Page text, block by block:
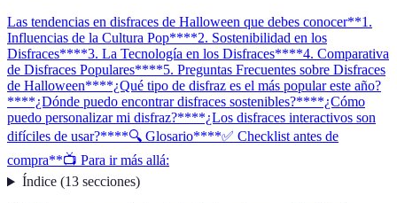
Las tendencias en disfraces de Halloween que debes conocer**1.
Influencias de la Cultura Pop****2. Sostenibilidad en los
Disfraces****3. La Tecnología en los Disfraces****4. Comparativa
de Disfraces Populares****5. Preguntas Frecuentes sobre Disfraces
de Halloween****¿Qué tipo de disfraz es el más popular este año?
****¿Dónde puedo encontrar disfraces sostenibles?****¿Cómo
puedo personalizar mi disfraz?****¿Los disfraces interactivos son
difíciles de usar?****🔍 Glosario****✅ Checklist antes de
compra**📺 Para ir más allá:
Índice(13 secciones)